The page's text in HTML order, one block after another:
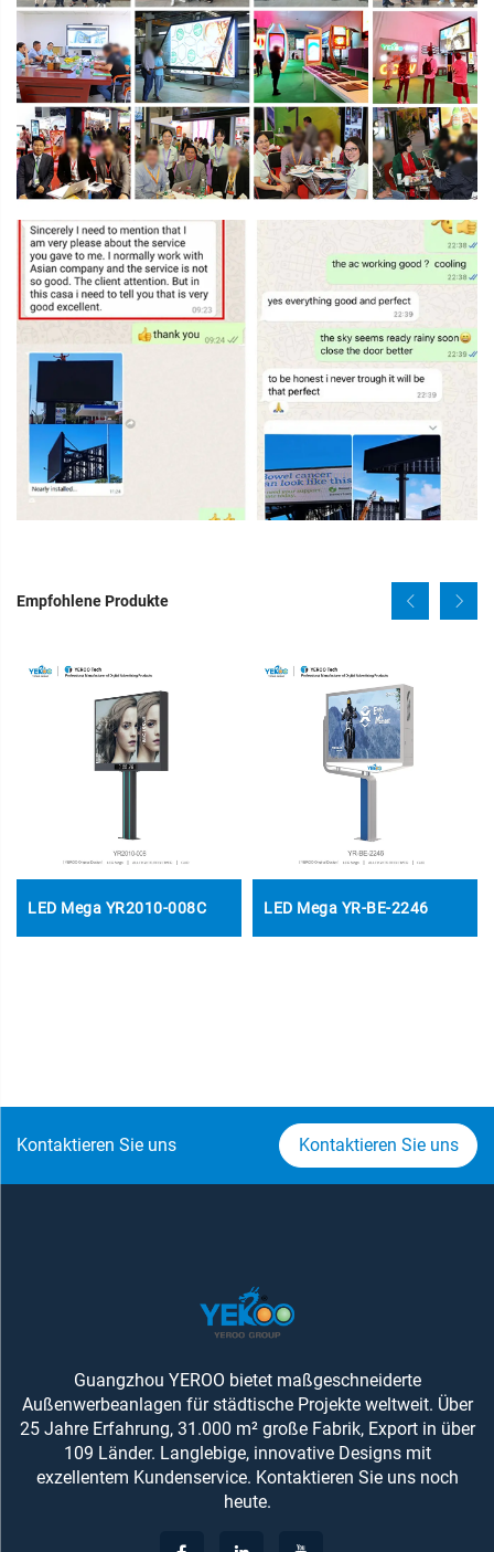
Empfohlene Produkte
LED Mega YR2010-008C LED Mega YR-BE-2246
Kontaktieren Sie uns Kontaktieren Sie uns
Guangzhou YEROO bietet maßgeschneiderte
Außenwerbeanlagen für städtische Projekte weltweit. Über
25 Jahre Erfahrung, 31.000 m² große Fabrik, Export in über
109 Länder. Langlebige, innovative Designs mit
exzellentem Kundenservice. Kontaktieren Sie uns noch
heute.